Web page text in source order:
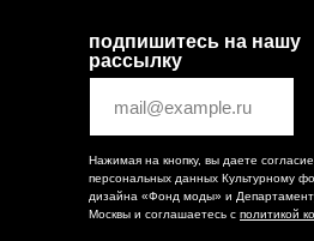
подпишитесь на нашу
рассылку
Нажимая на кнопку, вы даете
персональных данных Культурному
дизайна «Фонд моды» и
Москвы и соглашаетесь c политикой